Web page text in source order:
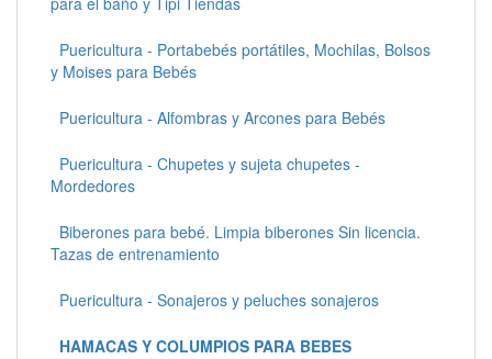
Puericultura - Portabebés portátiles, Mochilas, Bolsos
y Moises para Bebés
Puericultura - Alfombras y Arcones para Bebés
Puericultura - Chupetes y sujeta chupetes -
Mordedores
Biberones para bebé. Limpia biberones Sin licencia.
Tazas de entrenamiento
Puericultura - Sonajeros y peluches sonajeros
HAMACAS Y COLUMPIOS PARA BEBES